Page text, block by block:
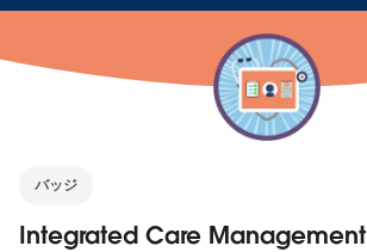
バッジ
Integrated Care Management